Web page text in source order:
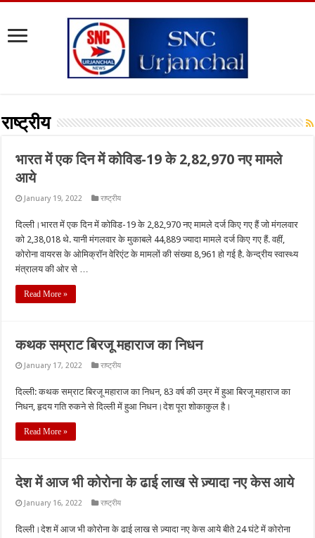
राष्ट्रीय
भारत में एक दिन में कोविड-19 के 2,82,970 नए मामले
आये
January 19, 2022 राष्ट्रीय
दिल्ली।भारत में एक दिन में कोविड-19 के 2,82,970 नए मामले दर्ज किए गए हैं जो मंगलवार
को 2,38,018 थे. यानी मंगलवार के मुकाबले 44,889 ज्यादा मामले दर्ज किए गए हैं. वहीं,
कोरोना वायरस के ओमिक्रॉन वेरिएंट के मामलों की संख्या 8,961 हो गई है. केन्द्रीय स्वास्थ्य
मंत्रालय की ओर से …
Read More »
कथक सम्राट बिरजू महाराज का निधन
January 17, 2022 राष्ट्रीय
दिल्ली: कथक सम्राट बिरजू महाराज का निधन, 83 वर्ष की उम्र में हुआ बिरजू महाराज का
निधन, हृदय गति रुकने से दिल्ली में हुआ निधन।देश पूरा शोकाकुल है।
Read More »
देश में आज भी कोरोना के ढाई लाख से ज़्यादा नए केस आये
January 16, 2022 राष्ट्रीय
दिल्ली।देश में आज भी कोरोना के ढाई लाख से ज़्यादा नए केस आये बीते 24 घंटे में कोरोना